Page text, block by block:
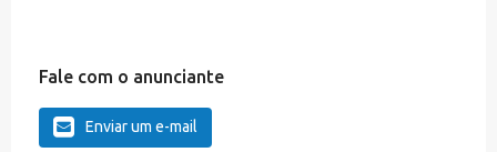
Fale com o anunciante
Enviar um e-mail